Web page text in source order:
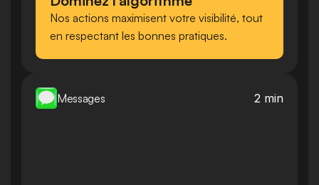
Nos actions maximisent votre visibilité, tout
en respectant les bonnes pratiques.
Messages 2 min